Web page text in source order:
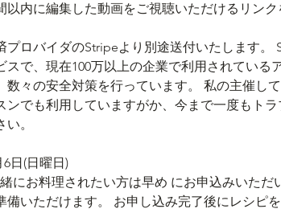
以内に編集した動画をご視聴いただけるリンク
プロバイダのStripeより別途送付いたします。
スで、現在100万以上の企業で利用されている
数々の安全対策を行っています。 私の主催し
ンでも利用していますがか、今まで一度もト
。
日(日曜日)
にお料理されたい方は早め にお申込みいただ
いただけます。 お申し込み完了後にレシピを